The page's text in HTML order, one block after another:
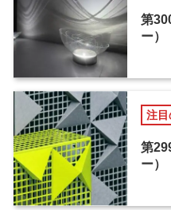
第
ー）
注目
第
ー）